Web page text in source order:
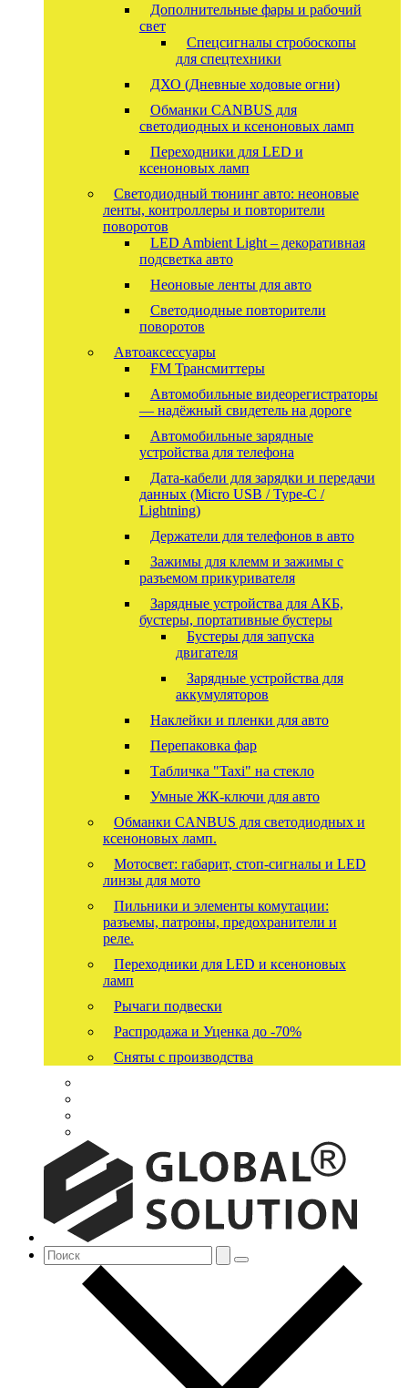
Дополнительные фары и рабочий
свет
Спецсигналы стробоскопы
для спецтехники
ДХО (Дневные ходовые огни)
Обманки CANBUS для
светодиодных и ксеноновых ламп
Переходники для LED и
ксеноновых ламп
Светодиодный тюнинг авто: неоновые
ленты, контроллеры и повторители
поворотов
LED Ambient Light – декоративная
подсветка авто
Неоновые ленты для авто
Светодиодные повторители
поворотов
Автоаксессуары
FM Трансмиттеры
Автомобильные видеорегистраторы
— надёжный свидетель на дороге
Автомобильные зарядные
устройства для телефона
Дата-кабели для зарядки и передачи
данных (Micro USB / Type-C /
Lightning)
Держатели для телефонов в авто
Зажимы для клемм и зажимы с
разъемом прикуривателя
Зарядные устройства для АКБ,
бустеры, портативные бустеры
Бустеры для запуска
двигателя
Зарядные устройства для
аккумуляторов
Наклейки и пленки для авто
Перепаковка фар
Табличка "Taxi" на стекло
Умные ЖК-ключи для авто
Обманки CANBUS для светодиодных и
ксеноновых ламп.
Мотосвет: габарит, стоп-сигналы и LED
линзы для мото
Пильники и элементы комутации:
разъемы, патроны, предохранители и
реле.
Переходники для LED и ксеноновых
ламп
Рычаги подвески
Распродажа и Уценка до -70%
Сняты с производства